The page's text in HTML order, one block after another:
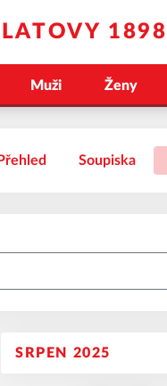
1898
Muži Ženy
Přehled Soupiska
SRPEN 2025